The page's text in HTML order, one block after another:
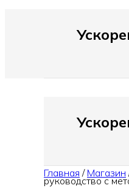
Главная / Магазин
руководство с